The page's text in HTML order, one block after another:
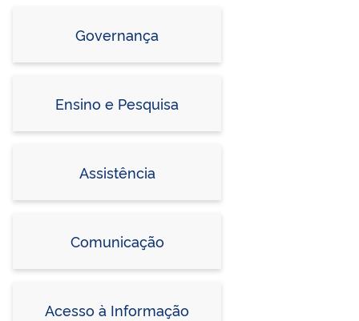
Governança
Ensino e Pesquisa
Assistência
Comunicação
Acesso à Informação